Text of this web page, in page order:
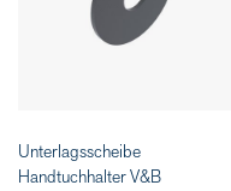
Unterlagsscheibe
Handtuchhalter V&B